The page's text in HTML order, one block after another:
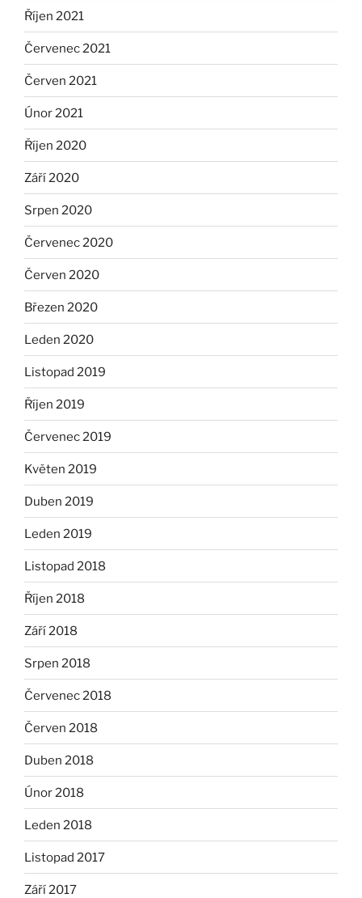
Říjen 2021
Červenec 2021
Červen 2021
Únor 2021
Říjen 2020
Září 2020
Srpen 2020
Červenec 2020
Červen 2020
Březen 2020
Leden 2020
Listopad 2019
Říjen 2019
Červenec 2019
Květen 2019
Duben 2019
Leden 2019
Listopad 2018
Říjen 2018
Září 2018
Srpen 2018
Červenec 2018
Červen 2018
Duben 2018
Únor 2018
Leden 2018
Listopad 2017
Září 2017